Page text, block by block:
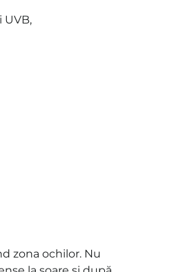
UVB,
zona ochilor. Nu